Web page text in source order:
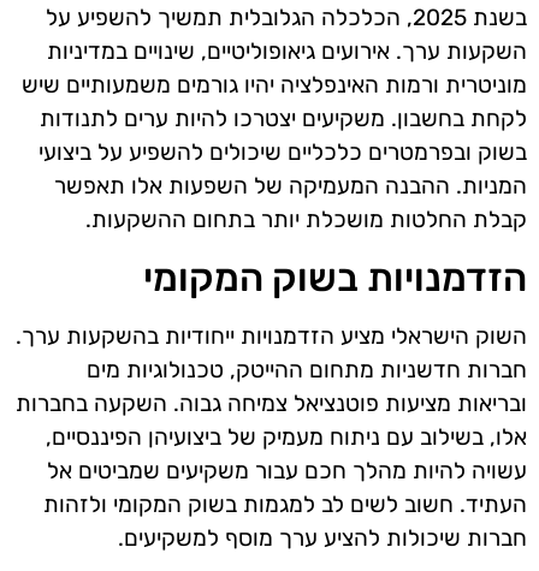
בשנת 2025, הכלכלה הגלובלית תמשיך להשפיע על
השקעות ערך. אירועים גיאופוליטיים, שינויים במדיניות
מוניטרית ורמות האינפלציה יהיו גורמים משמעותיים שיש
לקחת בחשבון. משקיעים יצטרכו להיות ערים לתנודות
בשוק ובפרמטרים כלכליים שיכולים להשפיע על ביצועי
המניות. ההבנה המעמיקה של השפעות אלו תאפשר
קבלת החלטות מושכלת יותר בתחום ההשקעות.
הזדמנויות בשוק המקומי
השוק הישראלי מציע הזדמנויות ייחודיות בהשקעות ערך.
חברות חדשניות מתחום ההייטק, טכנולוגיות מים
ובריאות מציעות פוטנציאל צמיחה גבוה. השקעה בחברות
אלו, בשילוב עם ניתוח מעמיק של ביצועיהן הפיננסיים,
עשויה להיות מהלך חכם עבור משקיעים שמביטים אל
העתיד. חשוב לשים לב למגמות בשוק המקומי ולזהות
חברות שיכולות להציע ערך מוסף למשקיעים.